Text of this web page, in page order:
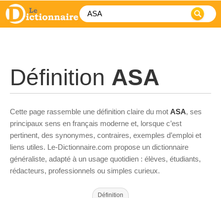
Définition ASA
Cette page rassemble une définition claire du mot ASA, ses
principaux sens en français moderne et, lorsque c’est
pertinent, des synonymes, contraires, exemples d’emploi et
liens utiles. Le-Dictionnaire.com propose un dictionnaire
généraliste, adapté à un usage quotidien : élèves, étudiants,
rédacteurs, professionnels ou simples curieux.
Définition